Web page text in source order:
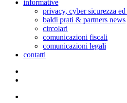
informative
privacy, cyber sicurezza
baldi prati & partners news
circolari
comunicazioni fiscali
comunicazioni legali
contatti